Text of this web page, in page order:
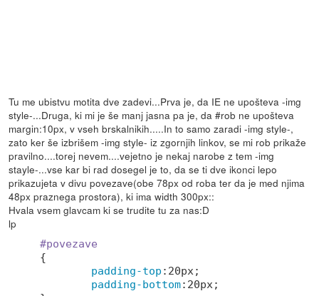
Tu me ubistvu motita dve zadevi...Prva je, da IE ne upošteva -img
style-...Druga, ki mi je še manj jasna pa je, da #rob ne upošteva
margin:10px, v vseh brskalnikih.....In to samo zaradi -img style-,
zato ker še izbrišem -img style- iz zgornjih linkov, se mi rob prikaže
pravilno....torej nevem....vejetno je nekaj narobe z tem -img
stayle-...vse kar bi rad dosegel je to, da se ti dve ikonci lepo
prikazujeta v divu povezave(obe 78px od roba ter da je med njima
48px praznega prostora), ki ima width 300px::
Hvala vsem glavcam ki se trudite tu za nas:D
lp
#povezave
{
padding-top : 20px;
padding-bottom: 20px;